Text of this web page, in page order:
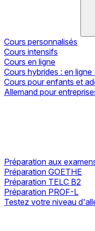
Cours personnalisés
Cours intensifs
Cours en ligne
Cours hybrides : en
Cours pour enfants et
Allemand pour
Préparation aux
Préparation GOETHE
Préparation TELC B2
Préparation PROF-L
Testez votre niveau